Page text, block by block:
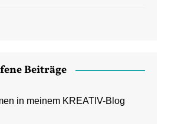
Beiträge
in meinem KREATIV-Blog